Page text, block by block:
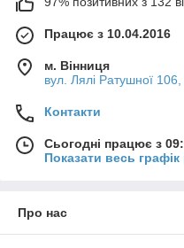
Працює з 10.04.2016
м. Вінниця
вул. Лялі Ратушної
Контакти
Сьогодні працює з
Показати весь
Про нас